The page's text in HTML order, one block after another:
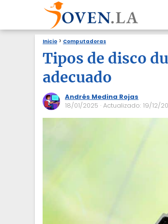
Inicio Computadoras
Tipos de disco
adecuado
Andrés Medina Rojas
18/01/2025 · Actualizado: 19/12/